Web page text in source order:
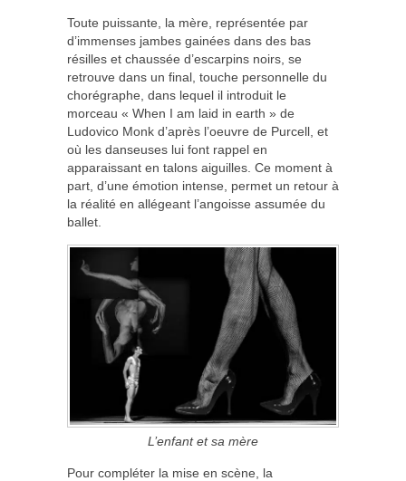
Toute puissante, la mère, représentée par
d’immenses jambes gainées dans des bas
résilles et chaussée d’escarpins noirs, se
retrouve dans un final, touche personnelle du
chorégraphe, dans lequel il introduit le
morceau « When I am laid in earth » de
Ludovico Monk d’après l’oeuvre de Purcell, et
où les danseuses lui font rappel en
apparaissant en talons aiguilles. Ce moment à
part, d’une émotion intense, permet un retour à
la réalité en allégeant l’angoisse assumée du
ballet.
L’enfant et sa mère
Pour compléter la mise en scène, la